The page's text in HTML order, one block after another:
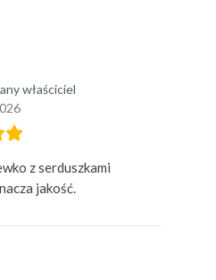
właściciel
z serduszkami
jakość.